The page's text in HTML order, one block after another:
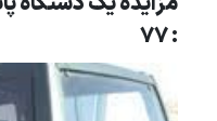
: 77